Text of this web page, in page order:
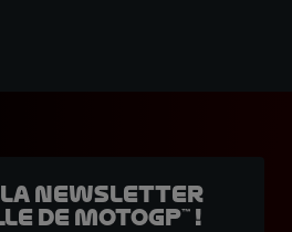
la Newsletter
de MotoGP™ !